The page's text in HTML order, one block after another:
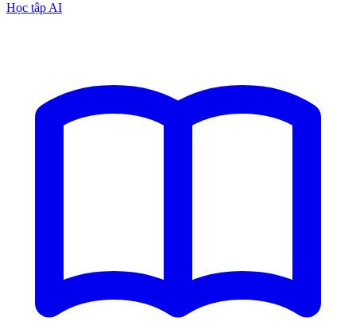
Học tập AI